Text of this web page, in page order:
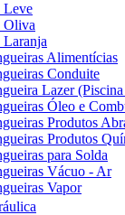
Leve
Oliva
Laranja
Alimentícias
Conduite
Lazer
Óleo e
Produtos
Produtos
para Solda
Vácuo - Ar
Vapor